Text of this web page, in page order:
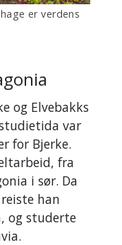
er verdens
og Elvebakks
var
for Bjerke.
fra
i sør. Da
han
og studerte